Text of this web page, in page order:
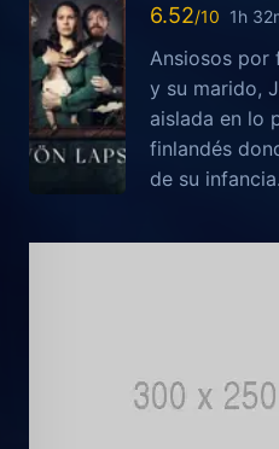
6.52 1h
Ansiosos por
y su marido,
aislada en lo
finlandés
de su